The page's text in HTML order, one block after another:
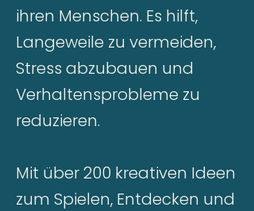
ihren Menschen. Es hilft,
Langeweile zu vermeiden,
Stress abzubauen und
Verhaltensprobleme zu
reduzieren.
Mit über 200 kreativen Ideen
zum Spielen, Entdecken und